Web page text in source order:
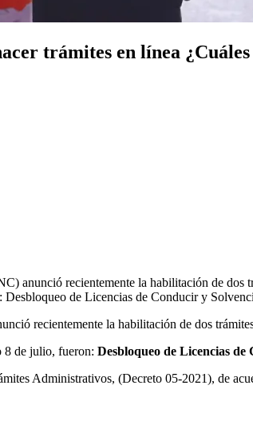
trámites en línea ¿Cuáles
anunció recientemente la habilitación de dos
Desbloqueo de Licencias de Conducir y
recientemente la habilitación de dos
8 de julio, fueron: Desbloqueo de Licencias de
Administrativos, (Decreto 05-2021), de